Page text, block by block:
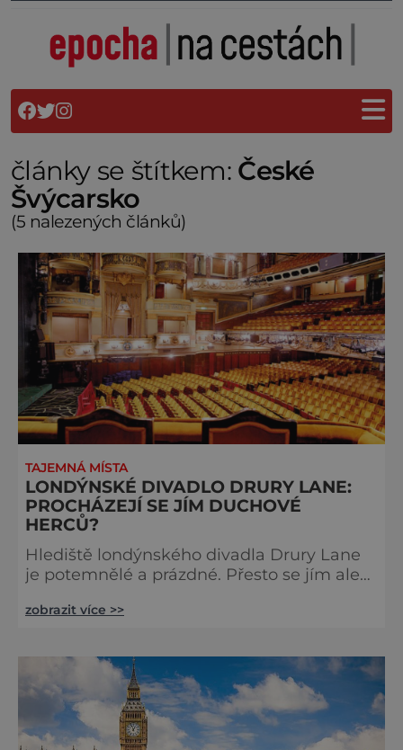
články se štítkem: České
Švýcarsko
(5 nalezených článků)
TAJEMNÁ MÍSTA
LONDÝNSKÉ DIVADLO DRURY LANE:
PROCHÁZEJÍ SE JÍM DUCHOVÉ
HERCŮ?
Hlediště londýnského divadla Drury Lane
je potemnělé a prázdné. Přesto se jím ale
jakési mumlání, z nedaleké chodby čísi
totiž údajně straší. Stavbu londýnského
divadla Drury Lane dotoval bohatý herec a
divadelník ze 17. století jménem Thomas
zobrazit více >>